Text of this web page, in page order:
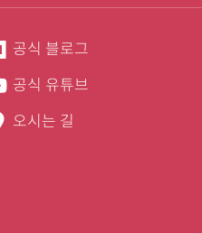
공식 블로그
공식 유튜브
오시는 길